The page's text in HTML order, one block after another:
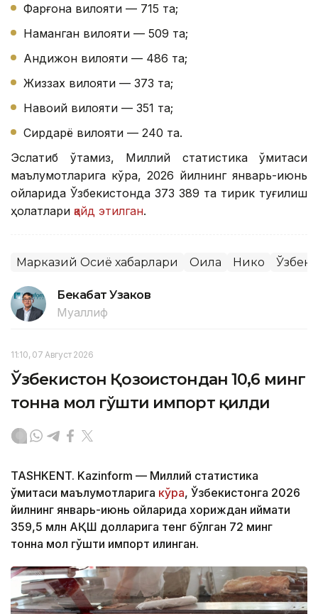
Фарғона вилояти — 715 та;
Наманган вилояти — 509 та;
Андижон вилояти — 486 та;
Жиззах вилояти — 373 та;
Навоий вилояти — 351 та;
Сирдарё вилояти — 240 та.
Эслатиб ўтамиз, Миллий статистика қўмитаси
маълумотларига кўра, 2026 йилнинг январь-июнь
ойларида Ўзбекистонда 373 389 та тирик туғилиш
ҳолатлари қайд этилган.
Марказий Осиё хабарлари Оила Никоҳ
Бекабат Узаков
Муаллиф
11:10, 07 Август 2026
Ўзбекистон Қозоғистондан 10,6 минг
тонна мол гўшти импорт қилди
TASHKENT. Kazinform — Миллий статистика
қўмитаси маълумотларига кўра, Ўзбекистонга 2026
йилнинг январь-июнь ойларида хориждан қиймати
359,5 млн АҚШ долларига тенг бўлган 72 минг
тонна мол гўшти импорт қилинган.